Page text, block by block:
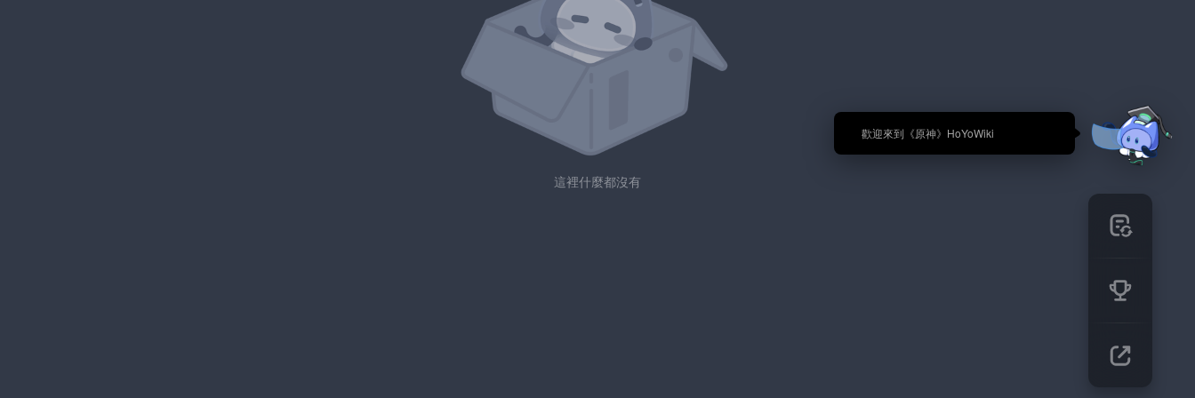
🎉 歡迎來到《原神》HoYoWiki
這裡什麼都沒有